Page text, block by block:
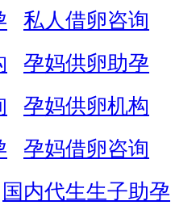
私人借卵咨询
孕妈供卵助孕
孕妈供卵机构
孕妈借卵咨询
国内代生生子助孕